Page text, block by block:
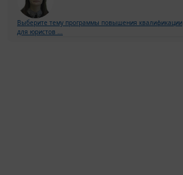
Выберите тему программы повышения квалификации
для юристов ...